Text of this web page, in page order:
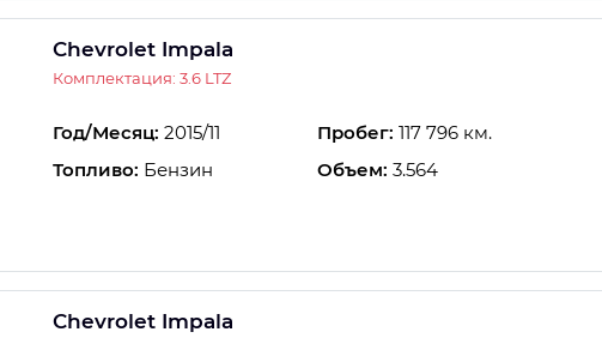
Chevrolet Impala
Комплектация: 3.6 LTZ
Год/Месяц: 2015/11 Пробег: 117 796 км.
Топливо: Бензин Объем: 3.564
Chevrolet Impala